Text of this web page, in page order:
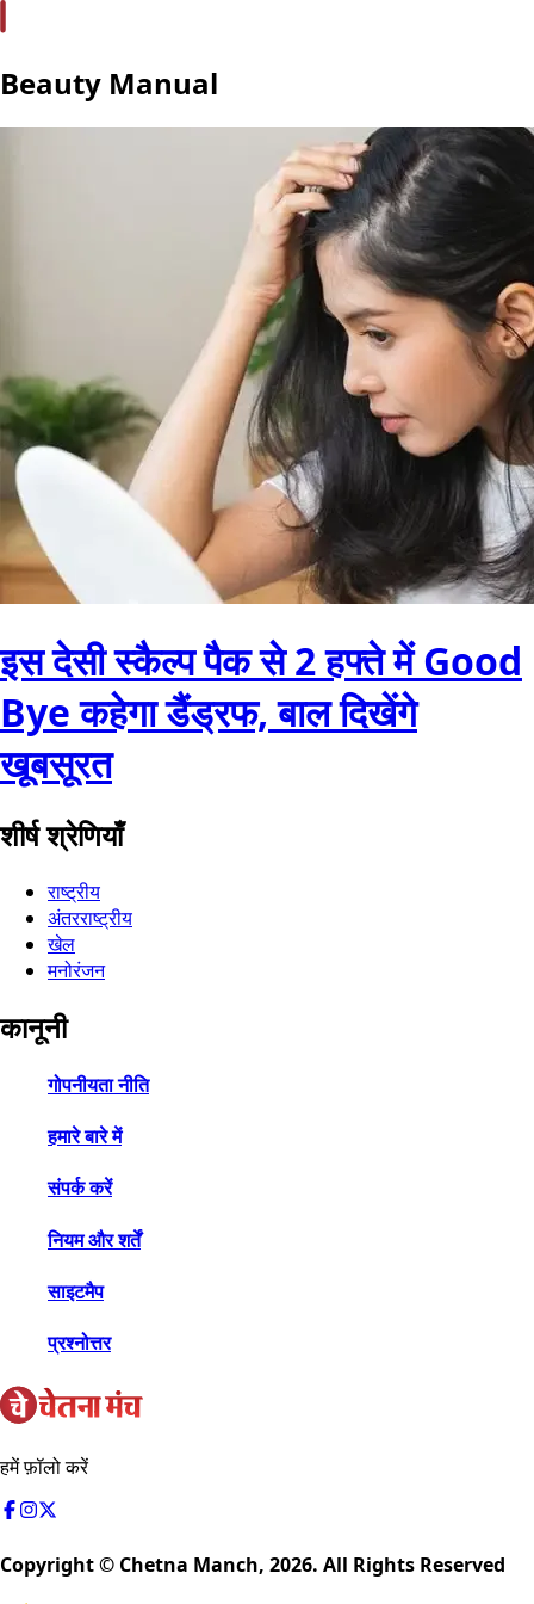
Beauty Manual
इस देसी स्कैल्प पैक से 2 हफ्ते में Good
Bye कहेगा डैंड्रफ, बाल दिखेंगे
खूबसूरत
शीर्ष श्रेणियाँ
राष्ट्रीय
अंतरराष्ट्रीय
खेल
मनोरंजन
कानूनी
गोपनीयता नीति
हमारे बारे में
संपर्क करें
नियम और शर्तें
साइटमैप
प्रश्नोत्तर
हमें फ़ॉलो करें
Copyright © Chetna Manch, 2026. All Rights Reserved